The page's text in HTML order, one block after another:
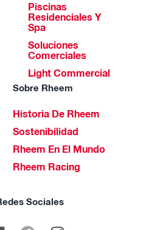
Piscinas
Residenciales Y
Spa
Soluciones
Comerciales
Light Commercial
Sobre Rheem
Historia De Rheem
Sostenibilidad
Rheem En El Mundo
Rheem Racing
Sociales